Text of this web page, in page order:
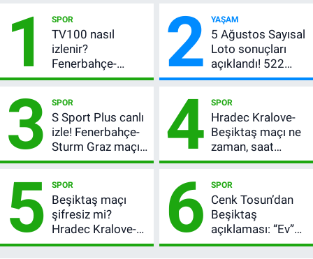
1 SPOR
TV100 nasıl
izlenir?
Fenerbahçe-
Sturm Graz maçı
bilgileri
2 YAŞAM
5 Ağustos Sayısal
Loto sonuçları
açıklandı! 522
milyon TL devretti
3 SPOR
S Sport Plus canlı
izle! Fenerbahçe-
Sturm Graz maçı
nasıl izlenir?
4 SPOR
Hradec Kralove-
Beşiktaş maçı ne
zaman, saat
kaçta? Şifresiz
3. Ön Eleme Turu
5 SPOR
Beşiktaş maçı
şifresiz mi?
Hradec Kralove-
Beşiktaş hangi
6 SPOR
Cenk Tosun’dan
Beşiktaş
açıklaması: “Ev”
dedi, asıl mesajı